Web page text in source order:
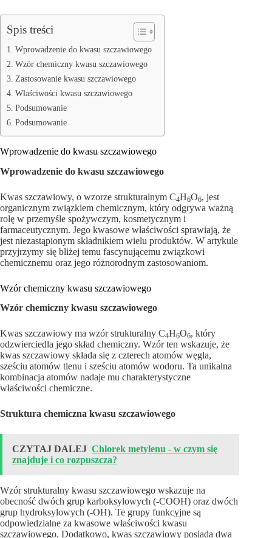
Spis treści
Wprowadzenie do kwasu szczawiowego
Wzór chemiczny kwasu szczawiowego
Zastosowanie kwasu szczawiowego
Właściwości kwasu szczawiowego
Podsumowanie
Podsumowanie
Wprowadzenie do kwasu szczawiowego
Wprowadzenie do kwasu szczawiowego
Kwas szczawiowy, o wzorze strukturalnym C4H6O6, jest
organicznym związkiem chemicznym, który odgrywa ważną
rolę w przemyśle spożywczym, kosmetycznym i
farmaceutycznym. Jego kwasowe właściwości sprawiają, że
jest niezastąpionym składnikiem wielu produktów. W artykule
przyjrzymy się bliżej temu fascynującemu związkowi
chemicznemu oraz jego różnorodnym zastosowaniom.
Wzór chemiczny kwasu szczawiowego
Wzór chemiczny kwasu szczawiowego
Kwas szczawiowy ma wzór strukturalny C4H6O6, który
odzwierciedla jego skład chemiczny. Wzór ten wskazuje, że
kwas szczawiowy składa się z czterech atomów węgla,
sześciu atomów tlenu i sześciu atomów wodoru. Ta unikalna
kombinacja atomów nadaje mu charakterystyczne
właściwości chemiczne.
Struktura chemiczna kwasu szczawiowego
CZYTAJ DALEJ Chlorek metylenu - w czym się
znajduje i co rozpuszcza?
Wzór strukturalny kwasu szczawiowego wskazuje na
obecność dwóch grup karboksylowych (-COOH) oraz dwóch
grup hydroksylowych (-OH). Te grupy funkcyjne są
odpowiedzialne za kwasowe właściwości kwasu
szczawiowego. Dodatkowo, kwas szczawiowy posiada dwa